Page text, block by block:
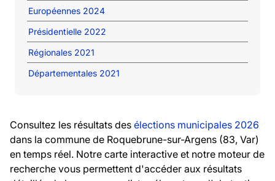
Européennes 2024
Présidentielle 2022
Régionales 2021
Départementales 2021
Consultez les résultats des élections municipales 2026
dans la commune de Roquebrune-sur-Argens (83, Var)
en temps réel. Notre carte interactive et notre moteur de
recherche vous permettent d'accéder aux résultats